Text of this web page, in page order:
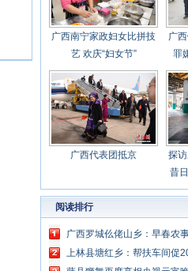
广西南宁家政妇女比拼技
艺 欢庆“妇女节”
广
罪
广西代表团抵京
探
昔
阅读排行
广西罗城仫佬山乡：早春农
上林县塘红乡：帮扶车间促